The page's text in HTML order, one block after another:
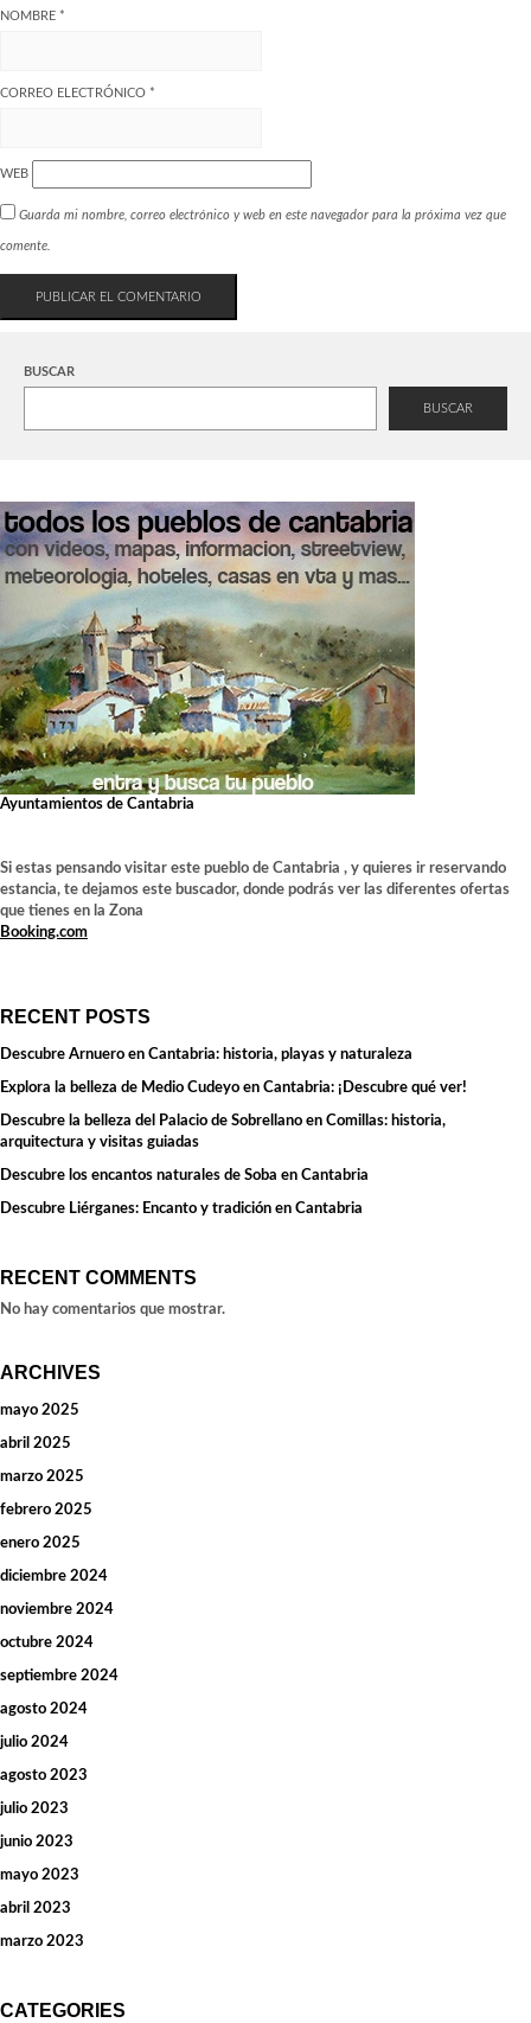
NOMBRE *
CORREO ELECTRÓNICO *
WEB
Guarda mi nombre, correo electrónico y web en este navegador para la próxima vez que
comente.
BUSCAR
BUSCAR
Ayuntamientos de Cantabria
Si estas pensando visitar este pueblo de Cantabria , y quieres ir reservando
estancia, te dejamos este buscador, donde podrás ver las diferentes ofertas
que tienes en la Zona
Booking.com
RECENT POSTS
Descubre Arnuero en Cantabria: historia, playas y naturaleza
Explora la belleza de Medio Cudeyo en Cantabria: ¡Descubre qué ver!
Descubre la belleza del Palacio de Sobrellano en Comillas: historia,
arquitectura y visitas guiadas
Descubre los encantos naturales de Soba en Cantabria
Descubre Liérganes: Encanto y tradición en Cantabria
RECENT COMMENTS
No hay comentarios que mostrar.
ARCHIVES
mayo 2025
abril 2025
marzo 2025
febrero 2025
enero 2025
diciembre 2024
noviembre 2024
octubre 2024
septiembre 2024
agosto 2024
julio 2024
agosto 2023
julio 2023
junio 2023
mayo 2023
abril 2023
marzo 2023
CATEGORIES